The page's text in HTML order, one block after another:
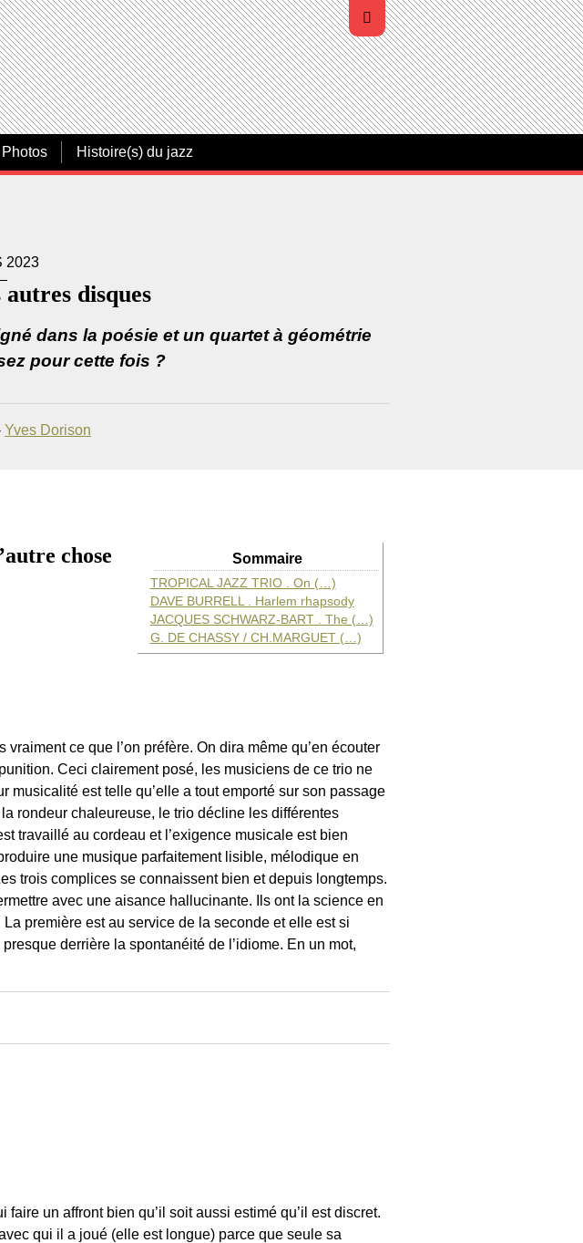
Histoire(s) du jazz
2023
disques
dans la poésie et un quartet à géométrie
pour cette fois ?
Yves Dorison
Sommaire
TROPICAL JAZZ TRIO . On (…)
DAVE BURRELL . Harlem rhapsody
JACQUES SCHWARZ-BART . The (…)
G. DE CHASSY / CH.MARGUET (…)
chose
vraiment ce que l’on préfère. On dira même qu’en écouter
Ceci clairement posé, les musiciens de ce trio ne
musicalité est telle qu’elle a tout emporté sur son passage
rondeur chaleureuse, le trio décline les différentes
travaillé au cordeau et l’exigence musicale est bien
une musique parfaitement lisible, mélodique en
trois complices se connaissent bien et depuis longtemps.
avec une aisance hallucinante. Ils ont la science en
première est au service de la seconde et elle est si
derrière la spontanéité de l’idiome. En un mot,
un affront bien qu’il soit aussi estimé qu’il est discret.
qui il a joué (elle est longue) parce que seule sa